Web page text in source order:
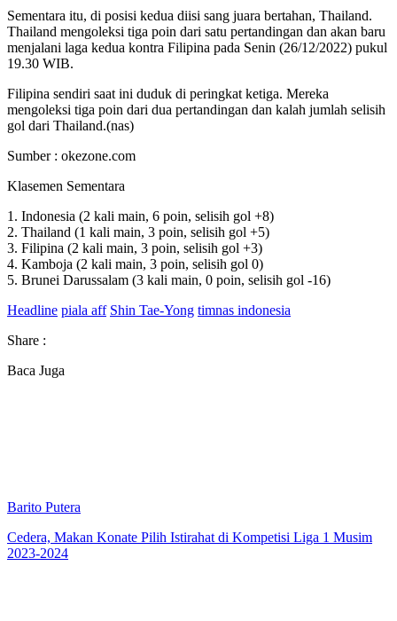
Sementara itu, di posisi kedua diisi sang juara bertahan, Thailand.
Thailand mengoleksi tiga poin dari satu pertandingan dan akan baru
menjalani laga kedua kontra Filipina pada Senin (26/12/2022) pukul
19.30 WIB.
Filipina sendiri saat ini duduk di peringkat ketiga. Mereka
mengoleksi tiga poin dari dua pertandingan dan kalah jumlah selisih
gol dari Thailand.(nas)
Sumber : okezone.com
Klasemen Sementara
1. Indonesia (2 kali main, 6 poin, selisih gol +8)
2. Thailand (1 kali main, 3 poin, selisih gol +5)
3. Filipina (2 kali main, 3 poin, selisih gol +3)
4. Kamboja (2 kali main, 3 poin, selisih gol 0)
5. Brunei Darussalam (3 kali main, 0 poin, selisih gol -16)
Headline piala aff Shin Tae-Yong timnas indonesia
Share :
Baca Juga
Barito Putera
Cedera, Makan Konate Pilih Istirahat di Kompetisi Liga 1 Musim
2023-2024